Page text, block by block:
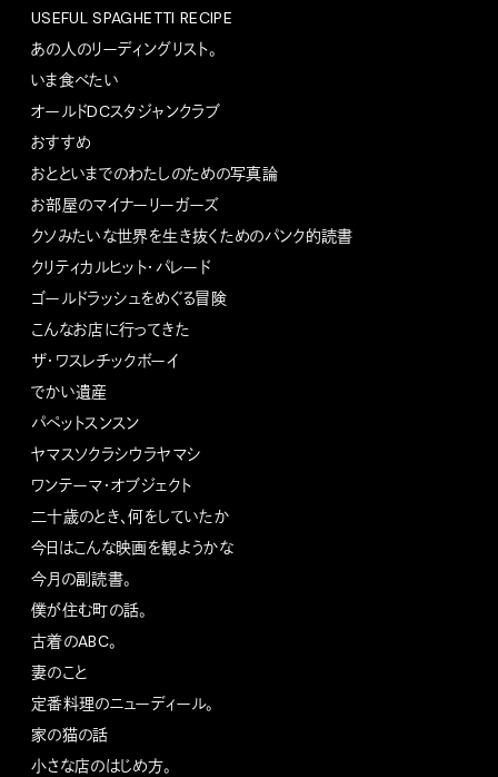
USEFUL SPAGHETTI RECIPE
あの人のリーディングリスト。
いま食べたい
オールドDCスタジャンクラブ
おすすめ
おとといまでのわたしのための写真論
お部屋のマイナーリーガーズ
クソみたいな世界を生き抜くためのパンク的読書
クリティカルヒット・パレード
ゴールドラッシュをめぐる冒険
こんなお店に行ってきた
ザ・ワスレチックボーイ
でかい遺産
パペットスンスン
ヤマスソクラシウラヤマシ
ワンテーマ・オブジェクト
二十歳のとき、何をしていたか
今日はこんな映画を観ようかな
今月の副読書。
僕が住む町の話。
古着のABC。
妻のこと
定番料理のニューディール。
家の猫の話
小さな店のはじめ方。